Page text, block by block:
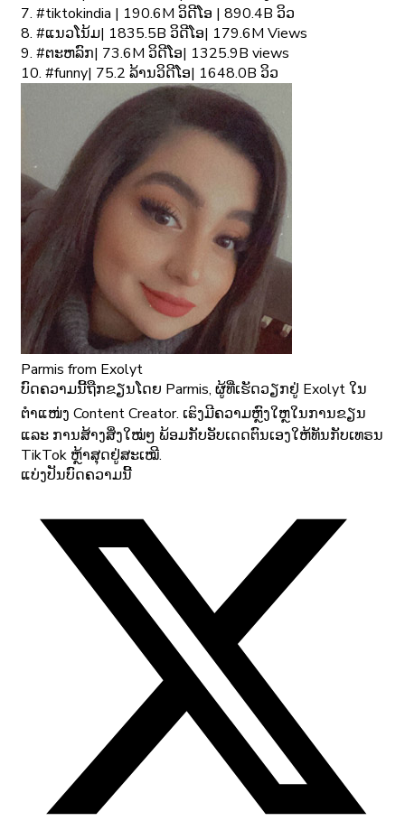
7. #tiktokindia | 190.6M ວິດີໂອ | 890.4B ວິວ
8. #ແນວໂນ້ມ| 1835.5B ວິດີໂອ| 179.6M Views
9. #ຕະຫລົກ| 73.6M ວິດີໂອ| 1325.9B views
10. #funny| 75.2 ລ້ານວິດີໂອ| 1648.0B ວິວ
Parmis from Exolyt
ບົດຄວາມນີ້ຖືກຂຽນໂດຍ Parmis, ຜູ້ທີ່ເຮັດວຽກຢູ່ Exolyt ໃນ
ຕຳແໜ່ງ Content Creator. ເຘິງມີຄວາມຫຼົງໃຫຼໃນການຂຽນ
ແລະ ການສ້າງສິ່ງໃໝ່ໆ ພ້ອມກັບອັບເດດຕົນເອງໃຫ້ທັນກັບເທຣນ
TikTok ຫຼ້າສຸດຢູ່ສະເໝີ.
ແບ່ງປັນບົດຄວາມນີ້